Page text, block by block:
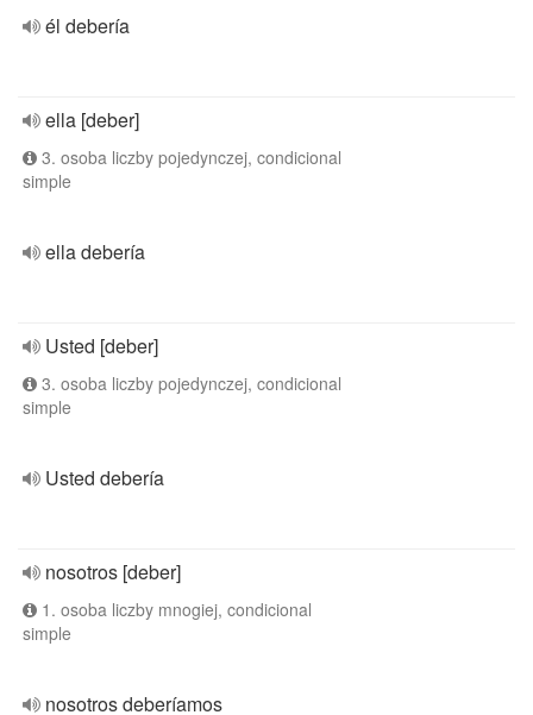
él debería
ella [deber]
3. osoba liczby pojedynczej, condicional
simple
ella debería
Usted [deber]
3. osoba liczby pojedynczej, condicional
simple
Usted debería
nosotros [deber]
1. osoba liczby mnogiej, condicional
simple
nosotros deberíamos